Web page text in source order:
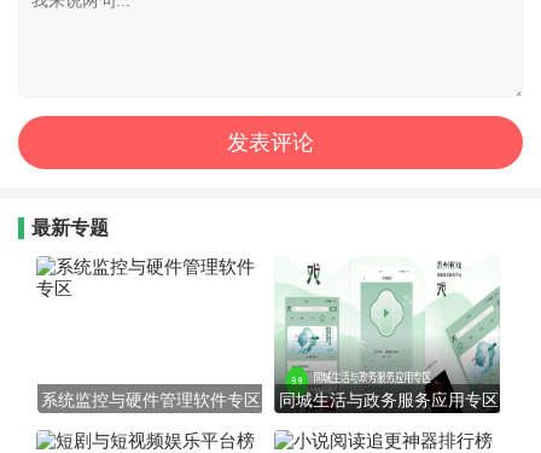
最新专题
系统监控与硬件管理软件专区 同城生活与政务服务应用专区